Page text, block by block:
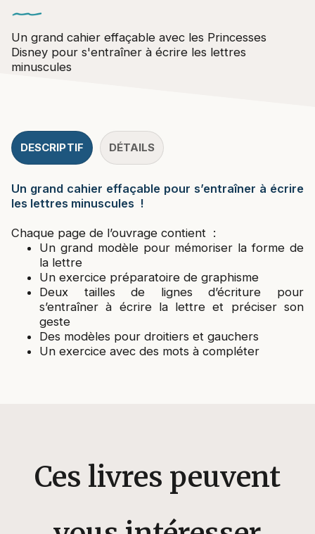
Un grand cahier effaçable avec les Princesses
Disney pour s'entraîner à écrire les lettres
minuscules
DESCRIPTIF DÉTAILS
Un grand cahier effaçable pour s’entraîner à écrire
les lettres minuscules !
Chaque page de l’ouvrage contient :
Un grand modèle pour mémoriser la forme de
la lettre
Un exercice préparatoire de graphisme
Deux tailles de lignes d’écriture pour
s’entraîner à écrire la lettre et préciser son
geste
Des modèles pour droitiers et gauchers
Un exercice avec des mots à compléter
Ces livres peuvent